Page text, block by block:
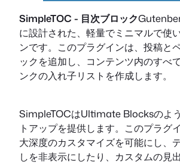
SimpleTOC - 目次ブロック
に設計された、軽量でミニマルで使
ンです。このプラグインは、投稿と
ックを追加し、コンテンツ内のすべ
ンクの入れ子リストを作成します。
SimpleTOCはUltimate Blocksのよ
トアップを提供します。このプラグ
大深度のカスタマイズを可能にし、
しを非表示にしたり、カスタムの見